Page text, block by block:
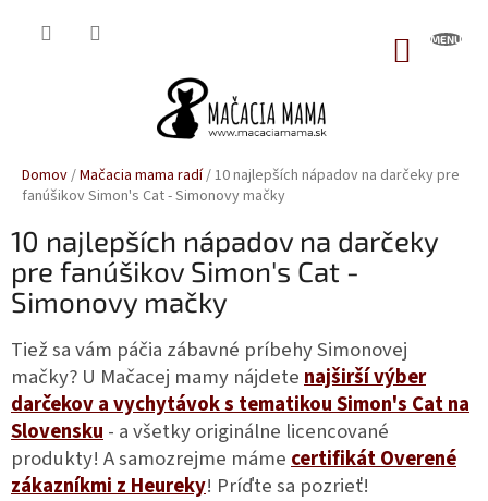
Domov/Mačacia mama radí/10 najlepších nápadov na darčeky pre
fanúšikov Simon's Cat - Simonovy mačky
10 najlepších nápadov na darčeky
pre fanúšikov Simon's Cat -
Simonovy mačky
Tiež sa vám páčia zábavné príbehy Simonovej
mačky? U Mačacej mamy nájdete najširší výber
darčekov a vychytávok s tematikou Simon's Cat na
Slovensku - a všetky originálne licencované
produkty! A samozrejme máme certifikát Overené
zákazníkmi z Heureky! Príďte sa pozrieť!